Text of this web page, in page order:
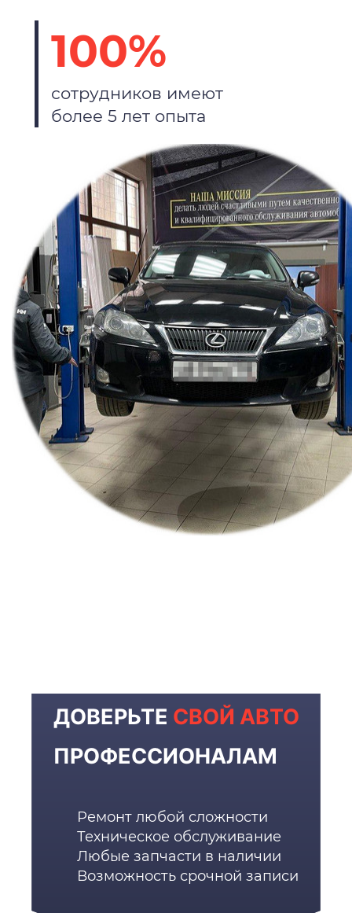
100%
сотрудников имеют
более 5 лет опыта
ДОВЕРЬТЕ СВОЙ АВТО
ПРОФЕССИОНАЛАМ
Ремонт любой сложности
Техническое обслуживание
Любые запчасти в наличии
Возможность срочной записи